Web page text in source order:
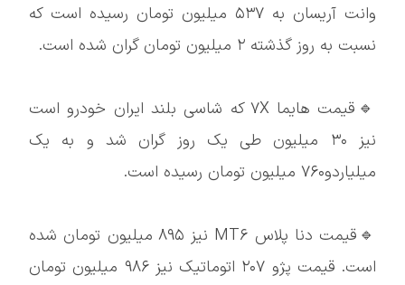
وانت آریسان به ۵۳۷ میلیون تومان رسیده است که
نسبت به روز گذشته ۲ میلیون تومان گران شده است.
🔹قیمت هایما ۷X که شاسی بلند ایران خودرو است
نیز ۳۰ میلیون طی یک روز گران شد و به یک
میلیاردو۷۶۰ میلیون تومان رسیده است.
🔹قیمت دنا پلاس MT۶ نیز ۸۹۵ میلیون تومان شده
است. قیمت پژو ۲۰۷ اتوماتیک نیز ۹۸۶ میلیون تومان